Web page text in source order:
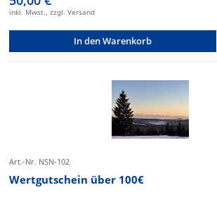
inkl. Mwst., zzgl. Versand
In den Warenkorb
Art.-Nr. NSN-102
Wertgutschein über 100€